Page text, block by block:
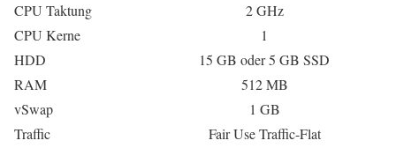
CPU Taktung
2 GHz
CPU Kerne
1
HDD
15 GB oder 5 GB SSD
RAM
512 MB
vSwap
1 GB
Traffic
Fair Use Traffic-Flat